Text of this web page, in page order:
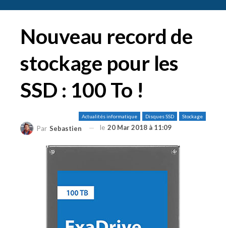
Nouveau record de
stockage pour les
SSD : 100 To !
Actualités informatique Disques SSD Stockage
Par Sebastien le 20 Mar 2018 à 11:09